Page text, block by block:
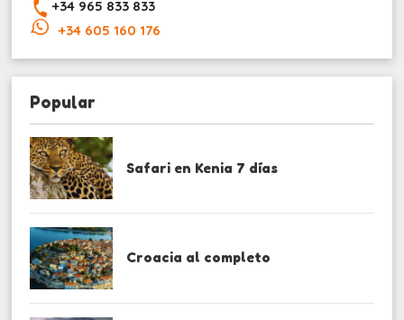
+34 965 833 833
+34 605 160 176
Popular
Safari en Kenia 7 días
Croacia al completo